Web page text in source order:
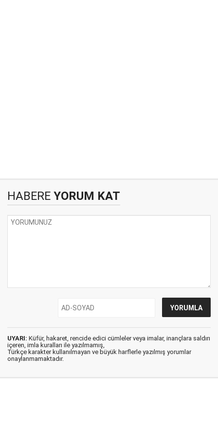
HABERE YORUM KAT
UYARI: Küfür, hakaret, rencide edici cümleler veya imalar, inançlara saldırı
içeren, imla kuralları ile yazılmamış,
Türkçe karakter kullanılmayan ve büyük harflerle yazılmış yorumlar
onaylanmamaktadır.